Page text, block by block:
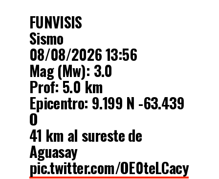
FUNVISIS
Sismo
08/08/2026 13:56
Mag (Mw): 3.0
Prof: 5.0 km
Epicentro: 9.199 N -63.439
O
41 km al sureste de
Aguasay
pic.twitter.com/OE0teLCacy